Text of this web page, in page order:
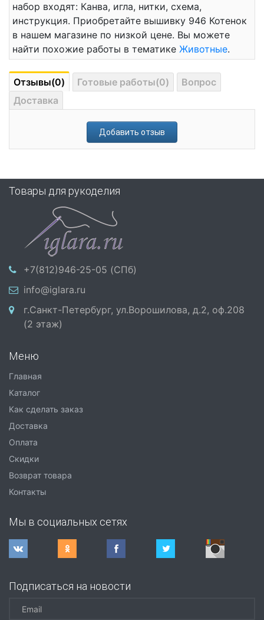
набор входят: Канва, игла, нитки, схема,
инструкция. Приобретайте вышивку 946 Котенок
в нашем магазине по низкой цене. Вы можете
найти похожие работы в тематике Животные.
Отзывы(0) Готовые работы(0)
Вопрос
Доставка
Добавить отзыв
Товары для рукоделия
+7(812)946-25-05 (СПб)
info@iglara.ru
г.Санкт-Петербург, ул.Ворошилова, д.2, оф.208
(2 этаж)
Меню
Главная
Каталог
Как сделать заказ
Доставка
Оплата
Скидки
Возврат товара
Контакты
Мы в социальных сетях
Подписаться на новости